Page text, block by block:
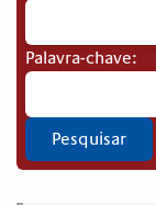
Palavra-chave:
Pesquisar